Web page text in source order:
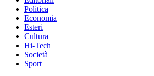
Politica
Economia
Esteri
Cultura
Hi-Tech
Società
Sport